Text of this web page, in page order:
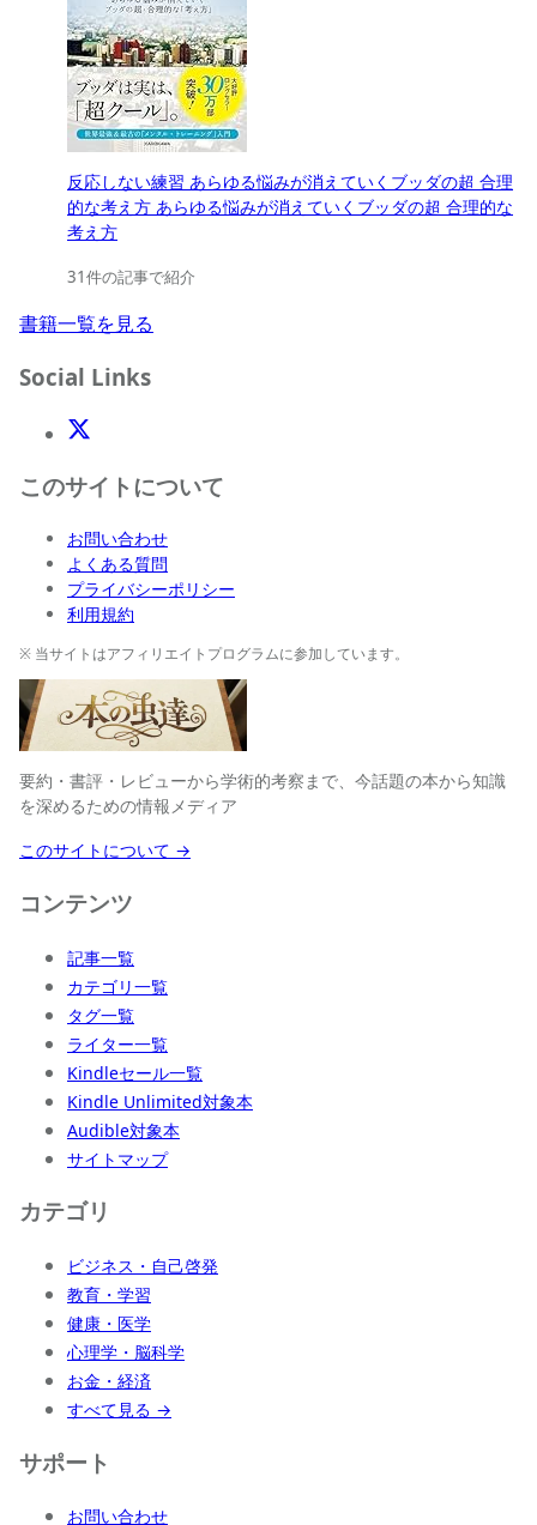
反応しない練習 あらゆる悩みが消えていくブッダの超 合理
的な考え方 あらゆる悩みが消えていくブッダの超 合理的な
考え方
31件の記事で紹介
書籍一覧を見る
Social Links
X(Twitter)
このサイトについて
お問い合わせ
よくある質問
プライバシーポリシー
利用規約
※ 当サイトはアフィリエイトプログラムに参加しています。
要約・書評・レビューから学術的考察まで、今話題の本から知識
を深めるための情報メディア
このサイトについて →
コンテンツ
記事一覧
カテゴリ一覧
タグ一覧
ライター一覧
Kindleセール一覧
Kindle Unlimited対象本
Audible対象本
サイトマップ
カテゴリ
ビジネス・自己啓発
教育・学習
健康・医学
心理学・脳科学
お金・経済
すべて見る →
サポート
お問い合わせ